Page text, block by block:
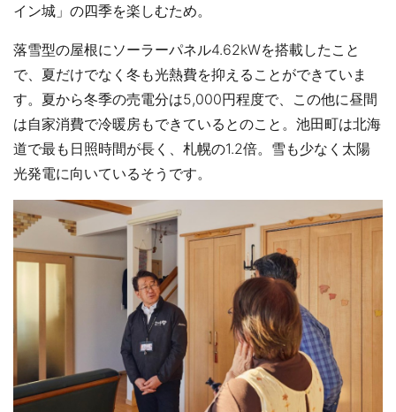
イン城」の四季を楽しむため。
落雪型の屋根にソーラーパネル4.62kWを搭載したこと
で、夏だけでなく冬も光熱費を抑えることができていま
す。夏から冬季の売電分は5,000円程度で、この他に昼間
は自家消費で冷暖房もできているとのこと。池田町は北海
道で最も日照時間が長く、札幌の1.2倍。雪も少なく太陽
光発電に向いているそうです。